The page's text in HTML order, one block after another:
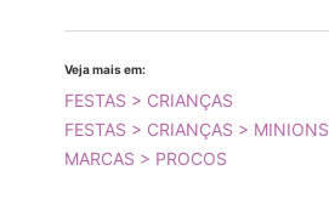
Veja mais em:
FESTAS > CRIANÇAS
FESTAS > CRIANÇAS > MINIONS
MARCAS > PROCOS